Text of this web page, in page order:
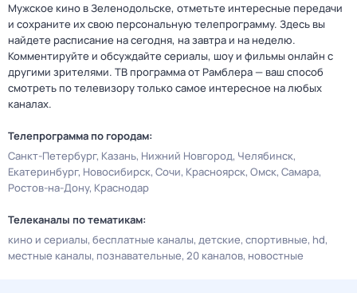
Мужское кино в Зеленодольске, отметьте интересные передачи
и сохраните их свою персональную телепрограмму. Здесь вы
найдете расписание на сегодня, на завтра и на неделю.
Комментируйте и обсуждайте сериалы, шоу и фильмы онлайн с
другими зрителями. ТВ программа от Рамблера — ваш способ
смотреть по телевизору только самое интересное на любых
каналах.
Телепрограмма по городам:
Санкт-Петербург Казань Нижний Новгород Челябинск
Екатеринбург Новосибирск Сочи Красноярск Омск Самара
Ростов-на-Дону Краснодар
Телеканалы по тематикам:
кино и сериалы бесплатные каналы детские спортивные hd
местные каналы познавательные 20 каналов новостные